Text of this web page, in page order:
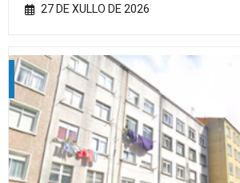
27 DE XULLO DE 2026